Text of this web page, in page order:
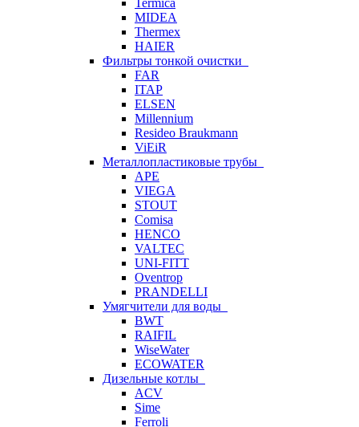
Termica
MIDEA
Thermex
HAIER
Фильтры тонкой очистки
FAR
ITAP
ELSEN
Millennium
Resideo Braukmann
ViEiR
Металлопластиковые трубы
APE
VIEGA
STOUT
Comisa
HENCO
VALTEC
UNI-FITT
Oventrop
PRANDELLI
Умягчители для воды
BWT
RAIFIL
WiseWater
ECOWATER
Дизельные котлы
ACV
Sime
Ferroli